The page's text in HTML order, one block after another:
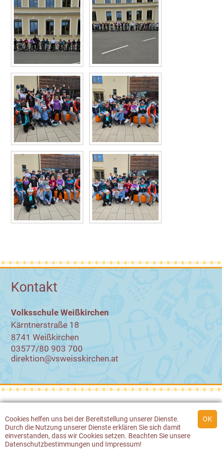
Cookies helfen uns bei der Bereitstellung unserer Dienste.
Durch die Nutzung unserer Dienste erklären Sie sich damit
einverstanden, dass wirCookiessetzen. Beachten Sie unsere
Datenschutzbestimmungen und Impressum!
Kontakt
Volksschule Weißkirchen
Kärntnerstraße 18
8741 Weißkirchen
03577/80 903 700
direktion@vsweisskirchen.at
© 2026 Volksschule Weißkirchen
Werbeagentur Gössler & Sailer